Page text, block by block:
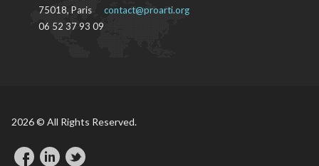
75018, Paris
06 52 37 93 09
contact@proarti.org
2026 © All Rights Reserved.